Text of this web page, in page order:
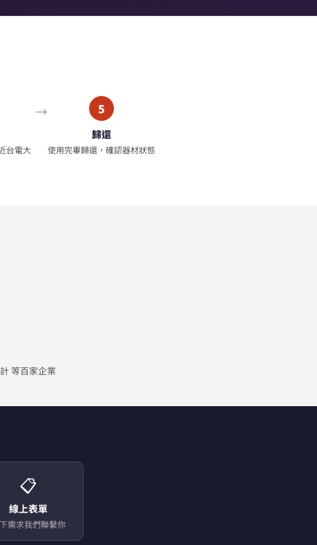
台電大
5
歸還
使用完畢歸還，確認器材狀態
等百家企業
📋
線上表單
需求我們聯繫你